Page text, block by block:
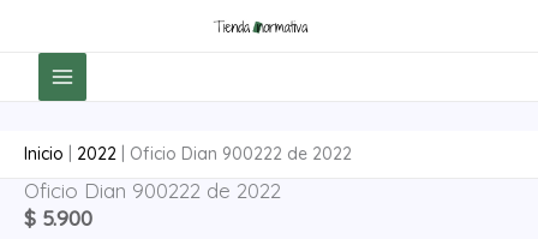
contenido
Inicio 2022 Oficio Dian 900222 de 2022
Oficio Dian 900222 de 2022
$ 5.900
Oficio
Dian